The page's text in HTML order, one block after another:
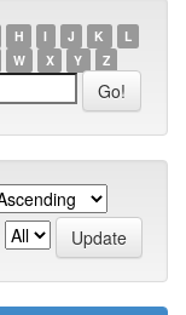
H I J K
L
W X Y Z